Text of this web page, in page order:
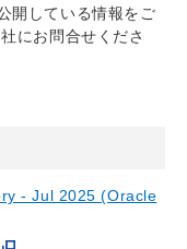
開している情報をご
にお問合せくださ
- Jul 2025 (Oracle